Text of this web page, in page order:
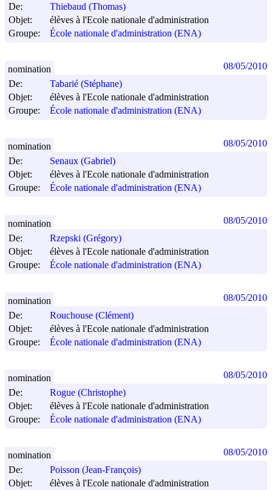
De:
Thiebaud (Thomas)
Objet:
élèves à l'Ecole nationale d'administration
Groupe:
École nationale d'administration (ENA)
De:
Tabarié (Stéphane)
Objet:
élèves à l'Ecole nationale d'administration
Groupe:
École nationale d'administration (ENA)
nomination 08/05/2010
De:
Senaux (Gabriel)
Objet:
élèves à l'Ecole nationale d'administration
Groupe:
École nationale d'administration (ENA)
nomination 08/05/2010
De:
Rzepski (Grégory)
Objet:
élèves à l'Ecole nationale d'administration
Groupe:
École nationale d'administration (ENA)
nomination 08/05/2010
De:
Rouchouse (Clément)
Objet:
élèves à l'Ecole nationale d'administration
Groupe:
École nationale d'administration (ENA)
nomination 08/05/2010
De:
Rogue (Christophe)
Objet:
élèves à l'Ecole nationale d'administration
Groupe:
École nationale d'administration (ENA)
nomination 08/05/2010
De:
Poisson (Jean-François)
Objet:
élèves à l'Ecole nationale d'administration
nomination 08/05/2010